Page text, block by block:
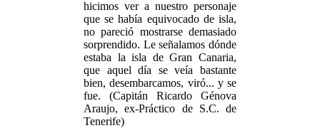
hicimos ver a nuestro personaje
que se había equivocado de isla,
no pareció mostrarse demasiado
sorprendido. Le señalamos dónde
estaba la isla de Gran Canaria,
que aquel día se veía bastante
bien, desembarcamos, viró... y se
fue. (Capitán Ricardo Génova
Araujo, ex-Práctico de S.C. de
Tenerife)